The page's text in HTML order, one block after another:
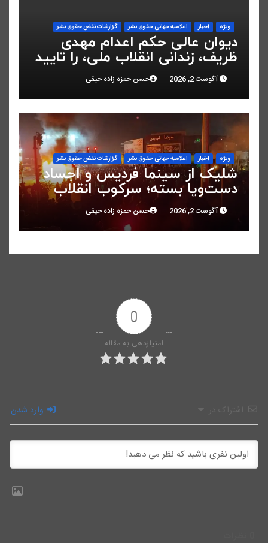
ویژه اخبار اعلاميه جهانی حقوق بشر گزارشات نقض حقوق بشر
دیوان عالی حکم اعدام مهدی
ظریف، زندانی انقلاب ملی، را تایید
کردآگوست 2, 2026 حسن حمزه زاده حیقی
ویژه اخبار اعلاميه جهانی حقوق بشر گزارشات نقض حقوق بشر
شلیک از سینما فردیس و اجساد
دست‌وپا بسته؛ سرکوب انقلاب
ملی در البرز
آگوست 2, 2026 حسن حمزه زاده حیقی
0
امتیازدهی به مقاله
اشتراک در وارد شدن